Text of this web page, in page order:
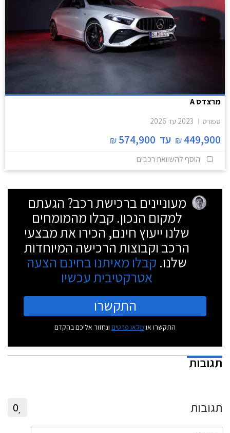
מרצדס A
ספורט 2023 עד 2026
449,900
₪ עד 574,900
₪
הוסף להשוואת רכבים
מעוניינים ברכישת רכב? הגעתם
למקום הנכון. קבלו מהמומחים
שלנו ייעוץ חינם, הכירו את מבצעי
הרכב וקבוצות הרכישה המיוחדות
שלנו. קבלו מאיתנו בחינם הצעה
אטרקטיבית עכשיו
התקשרו
התקשרו או מלאו פרטים ונחזור אליכם בהקדם
תגובות
תגובות 0